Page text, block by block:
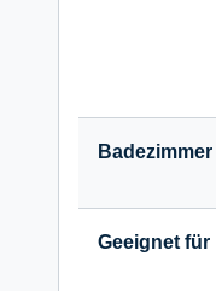
Badezimmer
Geeignet für